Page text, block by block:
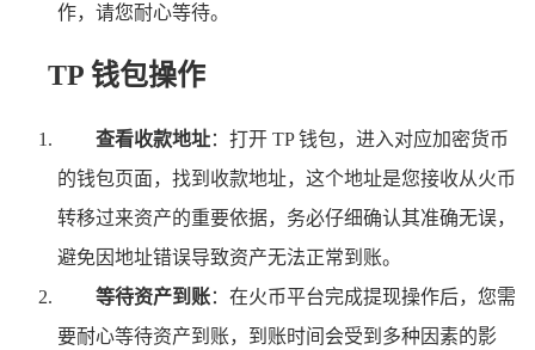
作，请您耐心等待。
TP 钱包操作
查看收款地址：打开 TP 钱包，进入对应加密货币
的钱包页面，找到收款地址，这个地址是您接收从火币
转移过来资产的重要依据，务必仔细确认其准确无误，
避免因地址错误导致资产无法正常到账。
等待资产到账：在火币平台完成提现操作后，您需
要耐心等待资产到账，到账时间会受到多种因素的影